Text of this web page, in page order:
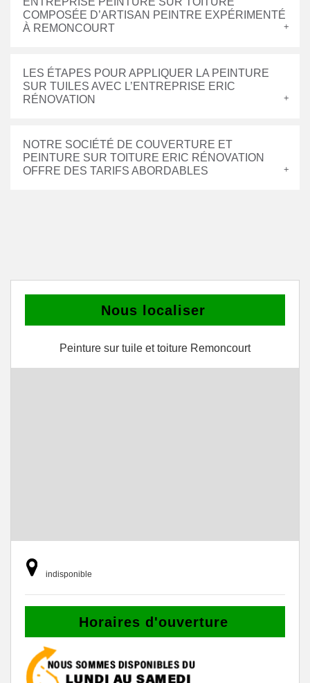
COMPOSÉE D’ARTISAN PEINTRE EXPÉRIMENTÉ
À REMONCOURT
LES ÉTAPES POUR APPLIQUER LA PEINTURE
SUR TUILES AVEC L’ENTREPRISE ERIC
RÉNOVATION
NOTRE SOCIÉTÉ DE COUVERTURE ET
PEINTURE SUR TOITURE ERIC RÉNOVATION
OFFRE DES TARIFS ABORDABLES
Nous localiser
Peinture sur tuile et toiture Remoncourt
indisponible
Horaires d'ouverture